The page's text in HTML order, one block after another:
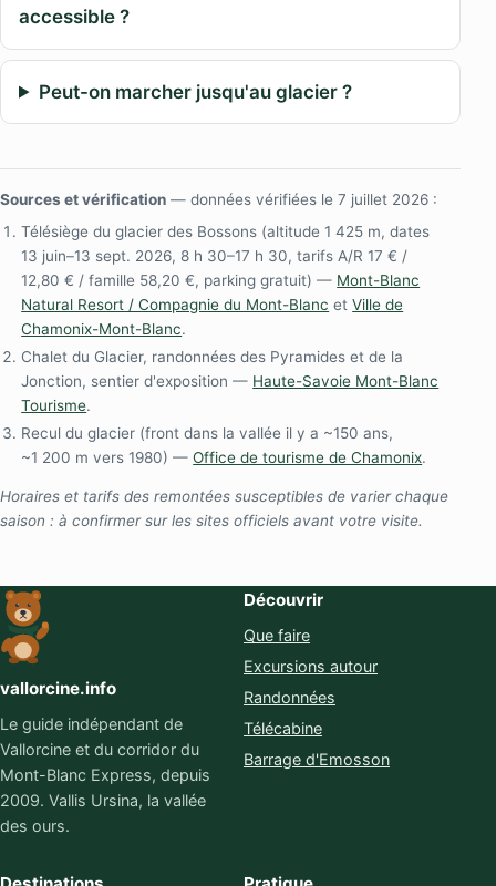
accessible ?
Peut-on marcher jusqu'au glacier ?
Sources et vérification — données vérifiées le 7 juillet 2026 :
Télésiège du glacier des Bossons (altitude 1 425 m, dates
13 juin–13 sept. 2026, 8 h 30–17 h 30, tarifs A/R 17 € /
12,80 € / famille 58,20 €, parking gratuit) — Mont-Blanc
Natural Resort / Compagnie du Mont-Blanc etVille de
Chamonix-Mont-Blanc.
Chalet du Glacier, randonnées des Pyramides et de la
Jonction, sentier d'exposition — Haute-Savoie Mont-Blanc
Tourisme.
Recul du glacier (front dans la vallée il y a ~150 ans,
~1 200 m vers 1980) —Office de tourisme de Chamonix.
Horaires et tarifs des remontées susceptibles de varier chaque
saison : à confirmer sur les sites officiels avant votre visite.
vallorcine.info
Le guide indépendant de
Vallorcine et du corridor du
Mont-Blanc Express, depuis
2009. Vallis Ursina, la vallée
des ours.
Découvrir
Que faire
Excursions autour
Randonnées
Télécabine
Barrage d'Emosson